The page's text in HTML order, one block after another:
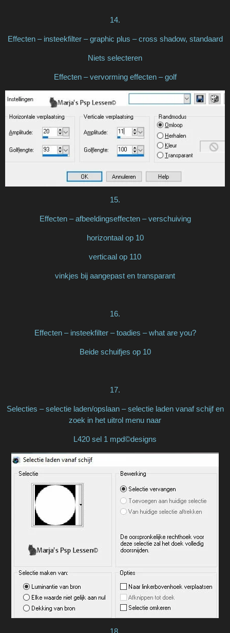
14.
Effecten – insteekfilter – graphic plus – cross shadow, standaard
Niets selecteren
Effecten – vervorming effecten – golf
15.
Effecten – afbeeldingseffecten – verschuiving
horizontaal op 10
verticaal op 110
vinkjes bij aangepast en transparant
16.
Effecten – insteekfilter – toadies – what are you?
Beide schuifjes op 10
17.
Selecties – selectie laden/opslaan – selectie laden vanaf schijf en
zoek in het uitrol menu naar
L420 sel 1 mpd©designs
18.